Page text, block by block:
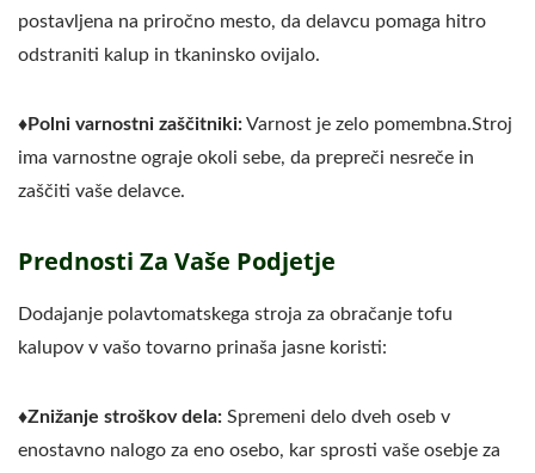
postavljena na priročno mesto, da delavcu pomaga hitro
odstraniti kalup in tkaninsko ovijalo.
♦Polni varnostni zaščitniki:Varnost je zelo pomembna.Stroj
ima varnostne ograje okoli sebe, da prepreči nesreče in
zaščiti vaše delavce.
Prednosti Za Vaše Podjetje
Dodajanje polavtomatskega stroja za obračanje tofu
kalupov v vašo tovarno prinaša jasne koristi:
♦Znižanje stroškov dela: Spremeni delo dveh oseb v
enostavno nalogo za eno osebo, kar sprosti vaše osebje za